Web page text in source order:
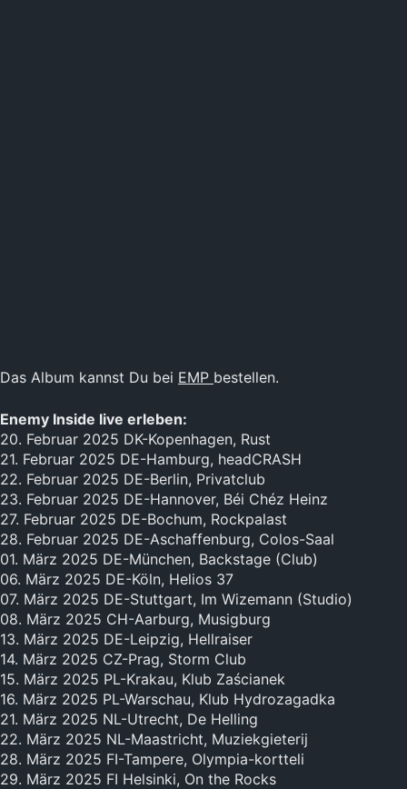
Das Album kannst Du bei EMP bestellen.
Enemy Inside live erleben:
20. Februar 2025 DK-Kopenhagen, Rust
21. Februar 2025 DE-Hamburg, headCRASH
22. Februar 2025 DE-Berlin, Privatclub
23. Februar 2025 DE-Hannover, Béi Chéz Heinz
27. Februar 2025 DE-Bochum, Rockpalast
28. Februar 2025 DE-Aschaffenburg, Colos-Saal
01. März 2025 DE-München, Backstage (Club)
06. März 2025 DE-Köln, Helios 37
07. März 2025 DE-Stuttgart, Im Wizemann (Studio)
08. März 2025 CH-Aarburg, Musigburg
13. März 2025 DE-Leipzig, Hellraiser
14. März 2025 CZ-Prag, Storm Club
15. März 2025 PL-Krakau, Klub Zaścianek
16. März 2025 PL-Warschau, Klub Hydrozagadka
21. März 2025 NL-Utrecht, De Helling
22. März 2025 NL-Maastricht, Muziekgieterij
28. März 2025 FI-Tampere, Olympia-kortteli
29. März 2025 FI Helsinki, On the Rocks